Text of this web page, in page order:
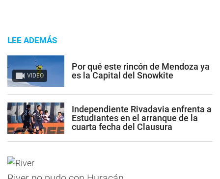
LEE ADEMÁS
VIDEO
Por qué este rincón de Mendoza ya
es la Capital del Snowkite
Independiente Rivadavia enfrenta a
Estudiantes en el arranque de la
cuarta fecha del Clausura